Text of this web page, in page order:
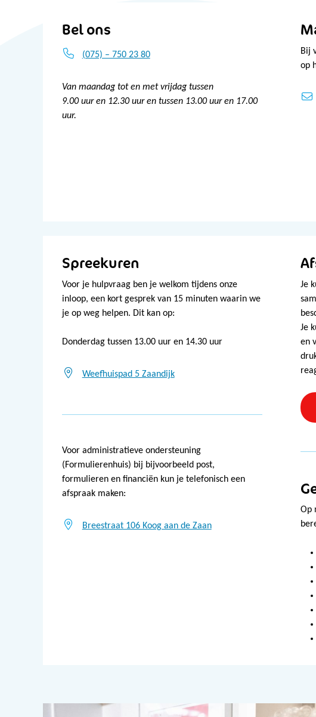
Bel ons
(075) – 750 23 80
Van maandag tot en met vrijdag tussen
9.00 uur en 12.30 uur en tussen 13.00 uur en 17.00
uur.
Bij
op
Spreekuren
Voor je hulpvraag ben je welkom tijdens onze
inloop, een kort gesprek van 15 minuten waarin we
je op weg helpen. Dit kan op:
Donderdag tussen 13.00 uur en 14.30 uur
Weefhuispad 5 Zaandijk
Voor administratieve ondersteuning
(Formulierenhuis) bij bijvoorbeeld post,
formulieren en financiën kun je telefonisch een
afspraak maken:
Breestraat 106 Koog aan de Zaan
Je
Je
en
Op